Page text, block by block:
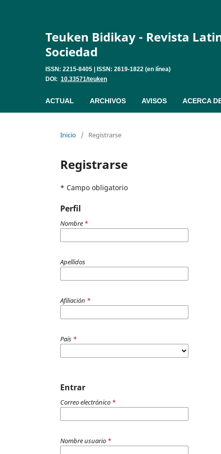
Teuken Bidikay - Revista
Sociedad
ISSN: 2215-8405 | ISSN: 2619-1822 (en línea)
DOI: 10.33571/teuken
ACTUAL ARCHIVOS AVISOS ACERCA
Inicio / Registrarse
Registrarse
* Campo obligatorio
Perfil
Nombre *
Apellidos
Afiliación *
País *
Entrar
Correo electrónico *
Nombre usuario *